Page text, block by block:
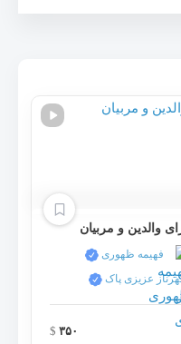
والدین و مربیان
فهیمه ظهوری
عزیزی پاک
۳۵۰ $